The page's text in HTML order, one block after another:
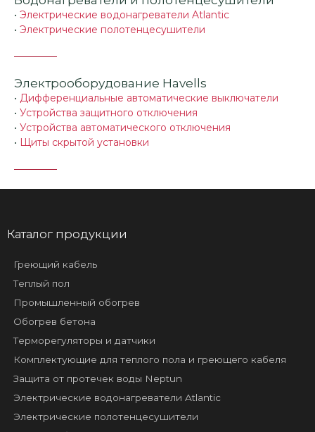
• Электрические водонагреватели Atlantic
• Электрические полотенцесушители
Электрооборудование Havells
• Дифференциальные автоматические выключатели
• Устройства защитного отключения
• Устройства автоматического отключения
• Щиты скрытой установки
Каталог продукции
Греющий кабель
Теплый пол
Промышленный обогрев
Обогрев бетона
Терморегуляторы и датчики
Комплектующие для теплого пола и греющего кабеля
Защита от протечек воды Neptun
Электрические водонагреватели Atlantic
Электрические полотенцесушители